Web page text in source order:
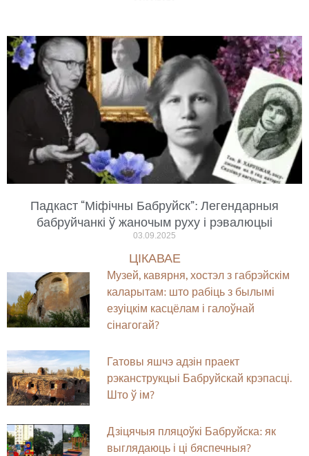
Падкаст “Міфічны Бабруйск”: Легендарныя
бабруйчанкі ў жаночым руху і рэвалюцыі
03.09.2025
ЦІКАВАЕ
Музей, кавярня, хостэл з габрэйскім
каларытам: што рабіць з былымі
езуіцкім касцёлам і галоўнай
сінагогай?
Гатовы яшчэ адзін праект
рэканструкцыі Бабруйскай крэпасці.
Што ў ім?
Дзіцячыя пляцоўкі Бабруйска: як
выглядаюць і ці бяспечныя?